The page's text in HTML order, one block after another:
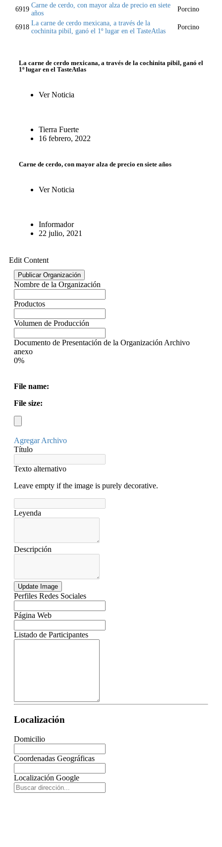
6919
Carne de cerdo, con mayor alza de precio en siete
años
Porcino
6918
La carne de cerdo mexicana, a través de la
cochinita pibil, ganó el 1º lugar en el TasteAtlas
Porcino
La carne de cerdo mexicana, a través de la cochinita pibil, ganó el
1º lugar en el TasteAtlas
Ver Noticia
Tierra Fuerte
16 febrero, 2022
Carne de cerdo, con mayor alza de precio en siete años
Ver Noticia
Informador
22 julio, 2021
Edit Content
Publicar Organización
Nombre de la Organización
Productos
Volumen de Producción
Documento de Presentación de la Organización Archivo
anexo
0%
File name:
File size:
Agregar Archivo
Título
Texto alternativo
Leave empty if the image is purely decorative.
Leyenda
Descripción
Update Image
Perfiles Redes Sociales
Página Web
Listado de Participantes
Localización
Domicilio
Coordenadas Geográficas
Localización Google